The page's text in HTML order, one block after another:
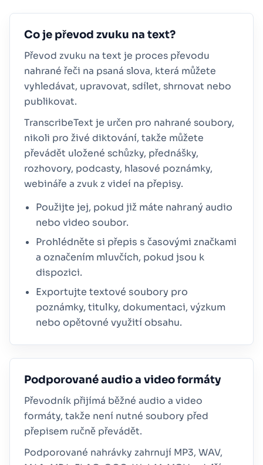
Co je převod zvuku na text?
Převod zvuku na text je proces převodu
nahrané řeči na psaná slova, která můžete
vyhledávat, upravovat, sdílet, shrnovat nebo
publikovat.
TranscribeText je určen pro nahrané soubory,
nikoli pro živé diktování, takže můžete
převádět uložené schůzky, přednášky,
rozhovory, podcasty, hlasové poznámky,
webináře a zvuk z videí na přepisy.
Použijte jej, pokud již máte nahraný audio
nebo video soubor.
Prohlédněte si přepis s časovými značkami
a označením mluvčích, pokud jsou k
dispozici.
Exportujte textové soubory pro
poznámky, titulky, dokumentaci, výzkum
nebo opětovné využití obsahu.
Podporované audio a video formáty
Převodník přijímá běžné audio a video
formáty, takže není nutné soubory před
přepisem ručně převádět.
Podporované nahrávky zahrnují MP3, WAV,